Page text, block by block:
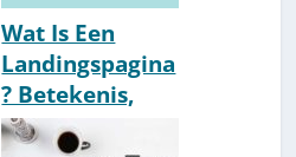
Wat Is Een
Landingspagina
? Betekenis,
Uitleg & How-